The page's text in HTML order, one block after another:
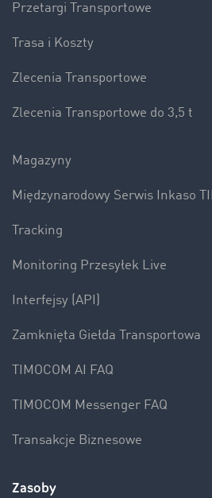
Przetargi Transportowe
Trasa i Koszty
Zlecenia Transportowe
Zlecenia Transportowe do 3,5 t
Magazyny
Międzynarodowy Serwis Inkaso
Tracking
Monitoring Przesyłek Live
Interfejsy (API)
Zamknięta Giełda Transportowa
TIMOCOM AI FAQ
TIMOCOM Messenger FAQ
Transakcje Biznesowe
Zasoby